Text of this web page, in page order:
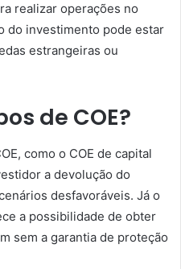
realizar operações no
do investimento pode estar
estrangeiras ou
de COE?
como o COE de capital
a devolução do
desfavoráveis. Já o
a possibilidade de obter
sem a garantia de proteção